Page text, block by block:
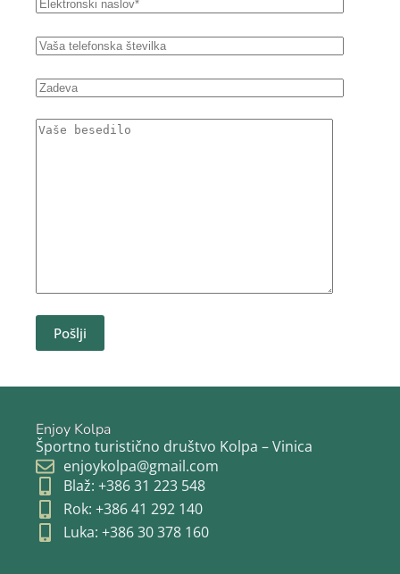
Enjoy Kolpa
Športno turistično društvo Kolpa – Vinica
enjoykolpa@gmail.com
Blaž: +386 31 223 548
Rok: +386 41 292 140
Luka: +386 30 378 160